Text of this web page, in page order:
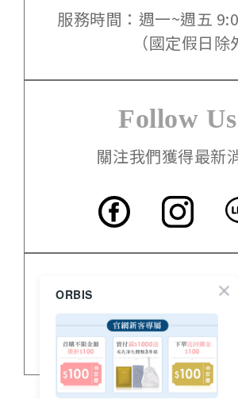
服務時間：週一~週五
（國定假日除
Follow Us
關注我們獲得最新
門市資訊
關於 ORBIS
ORBIS